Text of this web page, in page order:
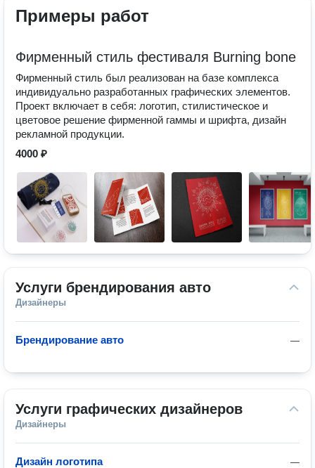
Примеры работ
Фирменный стиль фестиваля Burning bone
Фирменный стиль был реализован на базе комплекса
индивидуально разработанных графических элементов.
Проект включает в себя: логотип, стилистическое и
цветовое решение фирменной гаммы и шрифта, дизайн
рекламной продукции.
4000 ₽
Услуги брендирования авто
Дизайнеры
—
Брендирование авто
Услуги графических дизайнеров
Дизайнеры
—
Дизайн логотипа